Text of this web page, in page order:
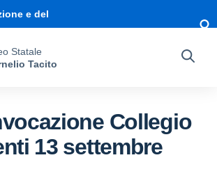
e del
Statale
Tacito
Collegio
13 settembre